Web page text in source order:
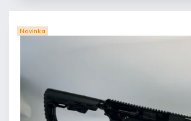
Novinka